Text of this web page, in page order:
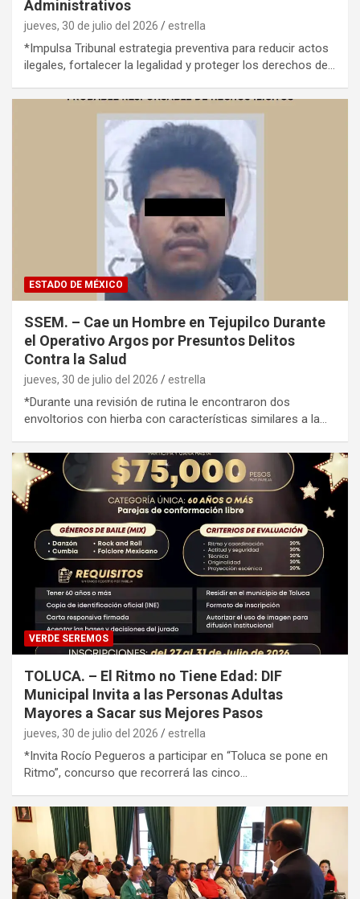
Administrativos
jueves, 30 de julio del 2026 estrella
*Impulsa Tribunal estrategia preventiva para reducir actos
ilegales, fortalecer la legalidad y proteger los derechos de…
ESTADO DE MÉXICO
SSEM. – Cae un Hombre en Tejupilco Durante
el Operativo Argos por Presuntos Delitos
Contra la Salud
jueves, 30 de julio del 2026 estrella
*Durante una revisión de rutina le encontraron dos
envoltorios con hierba con características similares a la…
VERDE SEREMOS
TOLUCA. – El Ritmo no Tiene Edad: DIF
Municipal Invita a las Personas Adultas
Mayores a Sacar sus Mejores Pasos
jueves, 30 de julio del 2026 estrella
*Invita Rocío Pegueros a participar en “Toluca se pone en
Ritmo”, concurso que recorrerá las cinco…